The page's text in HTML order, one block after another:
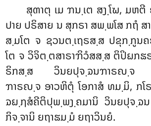
ສຸຓາຕຸ ເມ ຠນ຺ເຕ ສງ຺ໂຆ, ມຫຕີ
ປາຍ ປຣິສາຍ ນ ສຸກຣາ ສພ຺ພໂສ ກຖໍ ສ
ສ຺ມໂຕ ຈ ຊວນຕ຺ເຖຣສ຺ສ ປຂຸກ຺ກູນຄ
ໂຕ ຈ ວິຈິຕ຺ຕສາຣາຠິວໍສສ຺ສ ຕິປິຏກ
ຣິກສ຺ສ ວິນຍປຸຈ຺ຉນຠາຣຎ຺ຈ
ຠາຣຎ຺ຈ ອາວຫິຕຸໍ ໂອກາສໍ ທມ຺ມິ, ກໂ
ຉຏ຺ຐສໍຄີຕິປຸພ຺ພງ຺ຄມານິ ວິນຍປຸຈ຺ຉ
ກິຈ຺ຈານິ ຍຖາຘມ຺ມໍ ຍຖາວິນຍໍ.